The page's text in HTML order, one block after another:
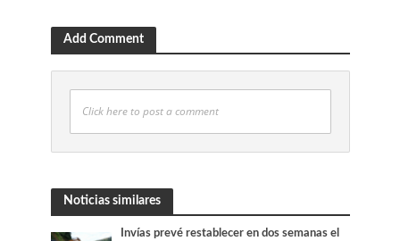
Add Comment
Click here to post a comment
Noticias similares
Invías prevé restablecer en dos semanas el